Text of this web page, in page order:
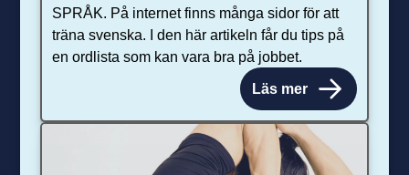
SPRÅK. På internet finns många sidor för att
träna svenska. I den här artikeln får du tips på
en ordlista som kan vara bra på jobbet.
Läs mer